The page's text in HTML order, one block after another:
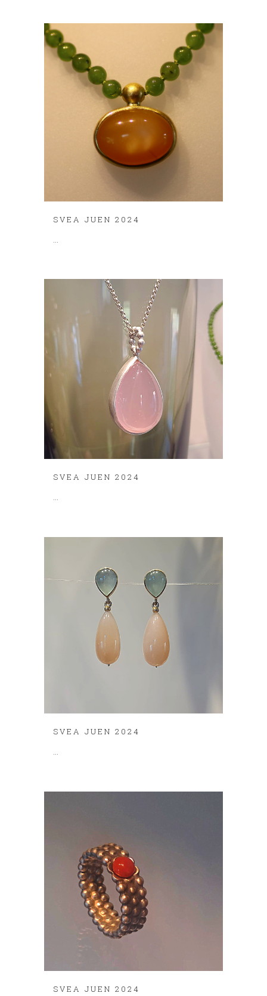
SVEA JUEN 2024
SVEA JUEN 2024
SVEA JUEN 2024
...
SVEA JUEN 2024